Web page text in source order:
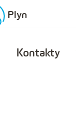
Plyn
Kontakty